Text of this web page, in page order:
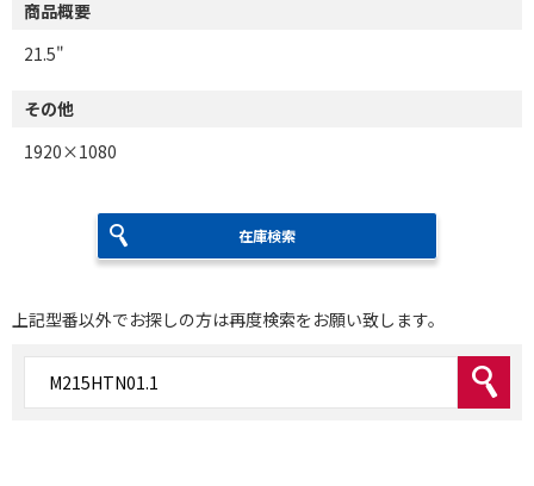
商品概要
21.5"
その他
1920×1080
在庫検索
上記型番以外でお探しの方は再度検索をお願い致します。